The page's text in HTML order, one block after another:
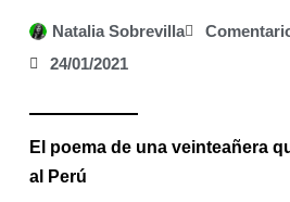
Natalia Sobrevilla
24/01/2021
El poema de una veinteañera
al Perú